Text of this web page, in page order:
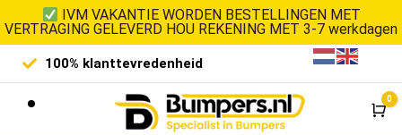
IVM VAKANTIE WORDEN BESTELLINGEN MET
VERTRAGING GELEVERD HOU REKENING MET 3-7 werkdagen
100% klanttevredenheid
0